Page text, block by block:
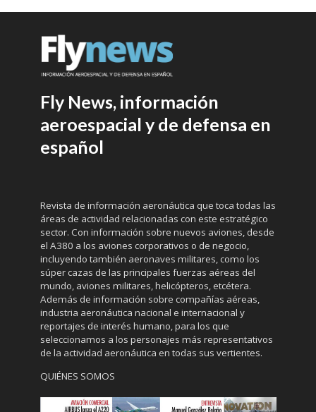
Fly News, información
aeroespacial y de defensa en
español
Revista de información aeronáutica que toca todas las
áreas de actividad relacionadas con este estratégico
sector. Con información sobre nuevos aviones, desde
el A380 a los aviones corporativos o de negocio,
incluyendo también aeronaves militares, como los
súper cazas de las principales fuerzas aéreas del
mundo, aviones militares, helicópteros, etcétera.
Además de información sobre compañías aéreas,
industria aeronáutica nacional e internacional y
reportajes de interés humano, para los que
seleccionamos a los personajes más representativos
de la actividad aeronáutica en todas sus vertientes.
QUIÉNES SOMOS